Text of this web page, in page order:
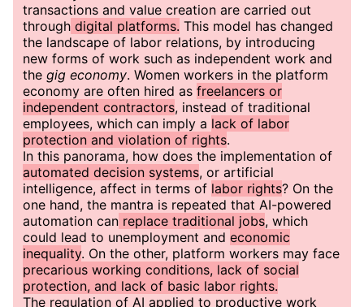
transactions and value creation are carried out
through digital platforms. This model has changed
the landscape of labor relations, by introducing
new forms of work such as independent work and
the gig economy. Women workers in the platform
economy are often hired as freelancers or
independent contractors, instead of traditional
employees, which can imply a lack of labor
protection and violation of rights.
In this panorama, how does the implementation of
automated decision systems, or artificial
intelligence, affect in terms of labor rights? On the
one hand, the mantra is repeated that AI-powered
automation can replace traditional jobs, which
could lead to unemployment and economic
inequality. On the other, platform workers may face
precarious working conditions, lack of social
protection, and lack of basic labor rights.
The regulation of AI applied to productive work